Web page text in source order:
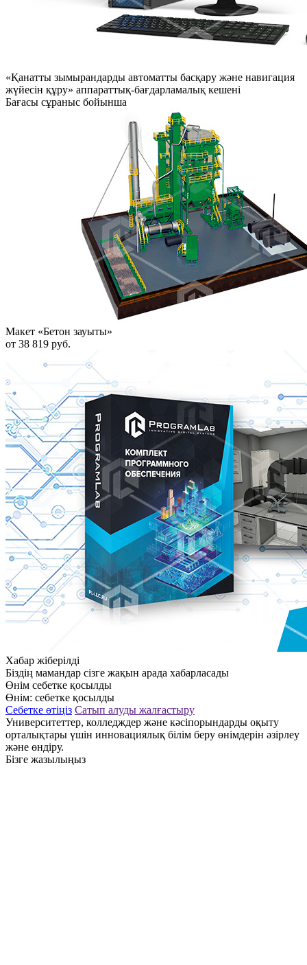
«Қанатты зымырандарды автоматты басқару және навигация
жүйесін құру» аппараттық-бағдарламалық кешені
Бағасы сұраныс бойынша
Макет «Бетон зауыты»
от 38 819 руб.
Хабар жіберілді
Біздің мамандар сізге жақын арада хабарласады
Өнім себетке қосылды
Өнім: себетке қосылды
Себетке өтіңіз Сатып алуды жалғастыру
Университеттер, колледждер және кәсіпорындарды оқыту
орталықтары үшін инновациялық білім беру өнімдерін әзірлеу
және өндіру.
Бізге жазылыңыз